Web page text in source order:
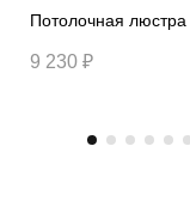
9 230 ₽